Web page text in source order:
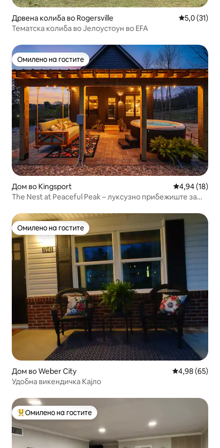
Дрвена колиба во Rogersville Просечна
5,0 (31)
Тематска колиба во Јелоустоун во EFA
Омилено на гостите
Омилено на гостите
Дом во Kingsport Просечна
4,94 (18)
The Nest at Peaceful Peak – луксузно прибежиште за
Омилено на гостите
Омилено на гостите
Дом во Weber City Просечна
4,98 (65)
Удобна викендичка Кајло
Меѓу најуспешните „Омилени на гостите“
Омилено на гостите